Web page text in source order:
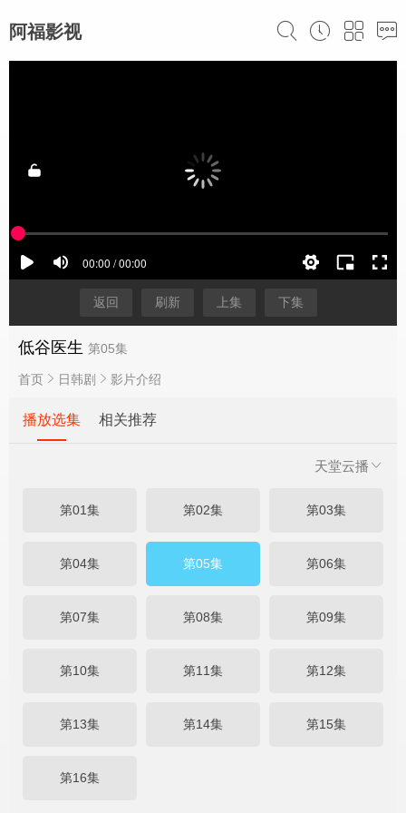
阿福影视
返回 刷新 上集 下集
低谷医生 第05集
首页 日韩剧 影片介绍
播放选集 相关推荐
天堂云播
第01集 第02集 第03集
第04集 第05集 第06集
第07集 第08集 第09集
第10集 第11集 第12集
第13集 第14集 第15集
第16集